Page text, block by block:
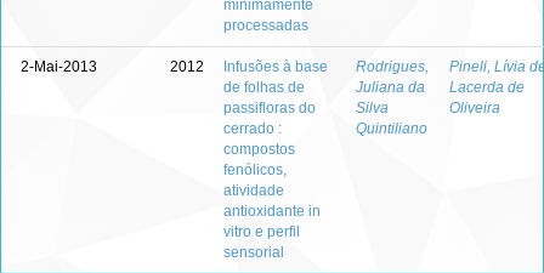
minimamente
processadas
2-Mai-2013 2012
Infusões à base
de folhas de
passifloras do
cerrado :
compostos
fenólicos,
atividade
antioxidante in
vitro e perfil
sensorial
Rodrigues,
Juliana da
Silva
Quintiliano
Pineli, Lívia
Lacerda de
Oliveira